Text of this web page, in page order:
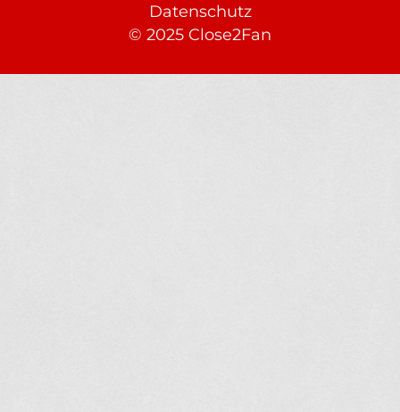
Datenschutz
© 2025 Close2Fan